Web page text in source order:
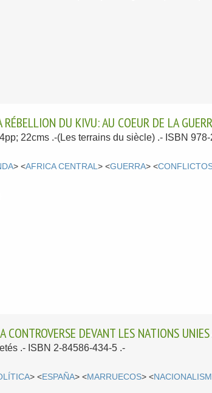
DU KIVU: AU COEUR DE LA
22cms .-(Les terrains du siècle) .- ISBN
> <AFRICA CENTRAL> <GUERRA> <
CONTROVERSE DEVANT LES NATIONS UNIES
.- ISBN 2-84586-434-5 .-
> <ESPAÑA> <MARRUECOS> <